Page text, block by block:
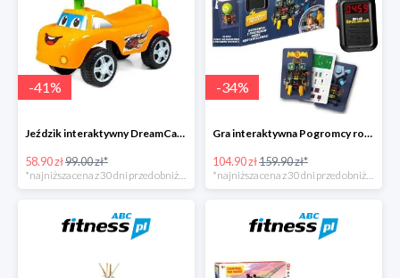
-41%
Jeździk interaktywny DreamCar -41%
58.90 zł99.00 zł*
-34%
Gra interaktywna Pogromcy robotów - Misja specjalna -34%
104.90 zł159.90 zł*